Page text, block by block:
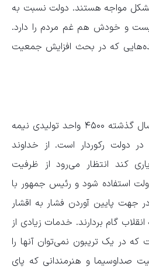
مواجه هستند. دولت نسبت به
و خودش هم غم مردم را دارد.
که در بحث افزایش جمعیت
وی ادامه داد: در طول دو سال گذشته ۴۵۰۰ واحد تولیدی نیمه
دولت رکوردار است. از خداوند
کند انتظار می‌رود از ظرفیت
استفاده شود و رئیس جمهور با
در جهت پایین آوردن فشار به اقشار
گام بردارند. خدمات زیادی از
در یک تریبون نمی‌توان آنها را
صداوسیما و هنرمندانی که پای